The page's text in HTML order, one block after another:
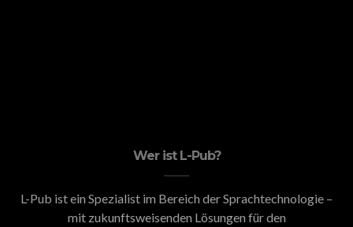
Wer ist L-Pub?
L-Pub ist ein Spezialist im Bereich der Sprachtechnologie –
mit zukunftsweisenden Lösungen für den